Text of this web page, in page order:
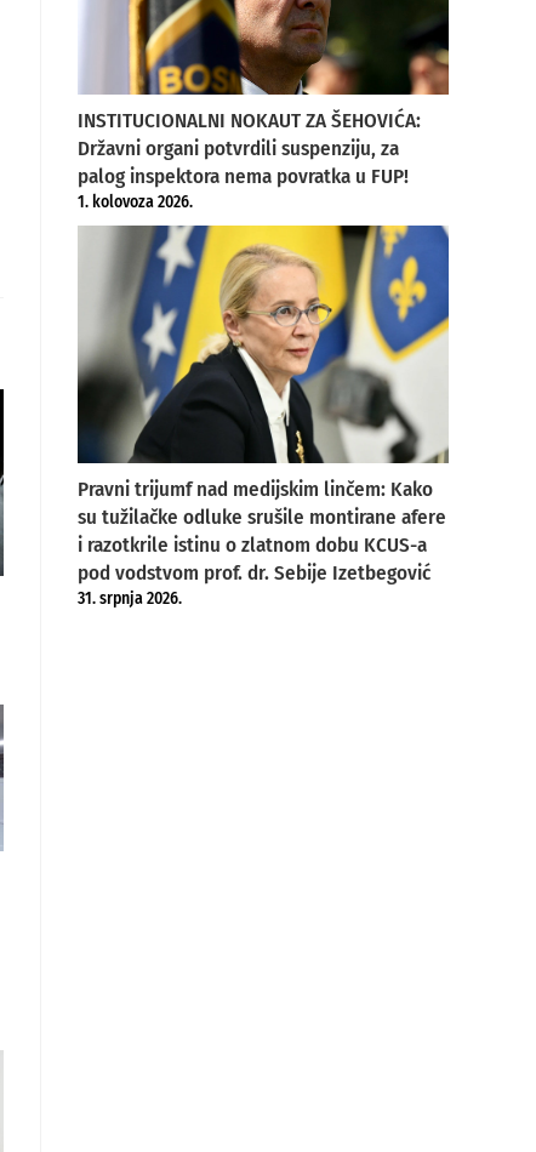
INSTITUCIONALNI NOKAUT ZA ŠEHOVIĆA:
Državni organi potvrdili suspenziju, za
palog inspektora nema povratka u FUP!
1. kolovoza 2026.
Pravni trijumf nad medijskim linčem: Kako
su tužilačke odluke srušile montirane afere
i razotkrile istinu o zlatnom dobu KCUS-a
pod vodstvom prof. dr. Sebije Izetbegović
31. srpnja 2026.